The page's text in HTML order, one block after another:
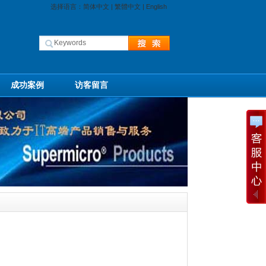
选择语言： 简体中文 | 繁體中文 | English
成功案例 访客留言